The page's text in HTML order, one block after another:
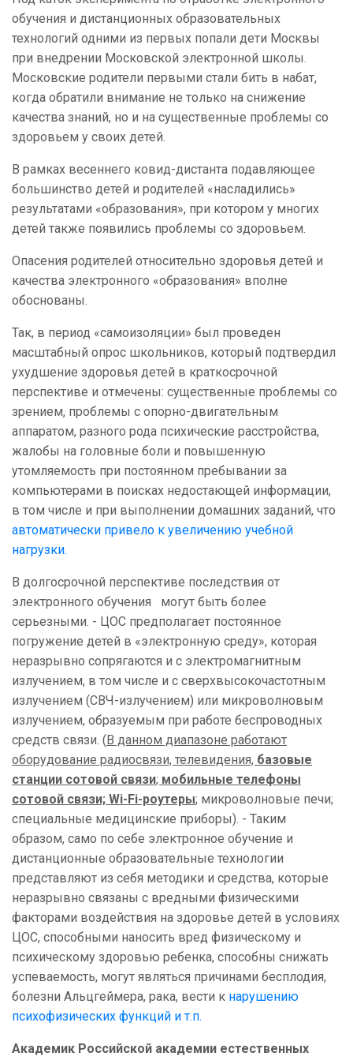
обучения и дистанционных образовательных
технологий одними из первых попали дети Москвы
при внедрении Московской электронной школы.
Московские родители первыми стали бить в набат,
когда обратили внимание не только на снижение
качества знаний, но и на существенные проблемы со
здоровьем у своих детей.
В рамках весеннего ковид-дистанта подавляющее
большинство детей и родителей «насладились»
результатами «образования», при котором у многих
детей также появились проблемы со здоровьем.
Опасения родителей относительно здоровья детей и
качества электронного «образования» вполне
обоснованы.
Так, в период «самоизоляции» был проведен
масштабный опрос школьников, который подтвердил
ухудшение здоровья детей в краткосрочной
перспективе и отмечены: существенные проблемы со
зрением, проблемы с опорно-двигательным
аппаратом, разного рода психические расстройства,
жалобы на головные боли и повышенную
утомляемость при постоянном пребывании за
компьютерами в поисках недостающей информации,
в том числе и при выполнении домашних заданий, что
автоматически привело к увеличению учебной
нагрузки.
В долгосрочной перспективе последствия от
электронного обучения могут быть более
серьезными. - ЦОС предполагает постоянное
погружение детей в «электронную среду», которая
неразрывно сопрягаются и с электромагнитным
излучением, в том числе и с сверхвысокочастотным
излучением (СВЧ-излучением) или микроволновым
излучением, образуемым при работе беспроводных
средств связи. (В данном диапазоне работают
оборудование радиосвязи, телевидения, базовые
станции сотовой связи; мобильные телефоны
сотовой связи; Wi-Fi-роутеры; микроволновые печи;
специальные медицинские приборы). - Таким
образом, само по себе электронное обучение и
дистанционные образовательные технологии
представляют из себя методики и средства, которые
неразрывно связаны с вредными физическими
факторами воздействия на здоровье детей в условиях
ЦОС, способными наносить вред физическому и
психическому здоровью ребенка, способны снижать
успеваемость, могут являться причинами бесплодия,
болезни Альцгеймера, рака, вести к нарушению
психофизических функций и т.п.
Академик Российской академии естественных